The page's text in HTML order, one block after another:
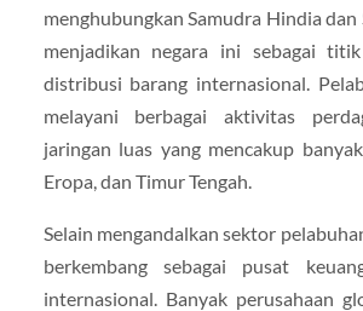
menghubungkan Samudra Hindia dan
menjadikan negara ini sebagai
distribusi barang internasional.
melayani berbagai aktivitas
jaringan luas yang mencakup
Eropa, dan Timur Tengah.
Selain mengandalkan sektor
berkembang sebagai pusat
internasional. Banyak perusahaan